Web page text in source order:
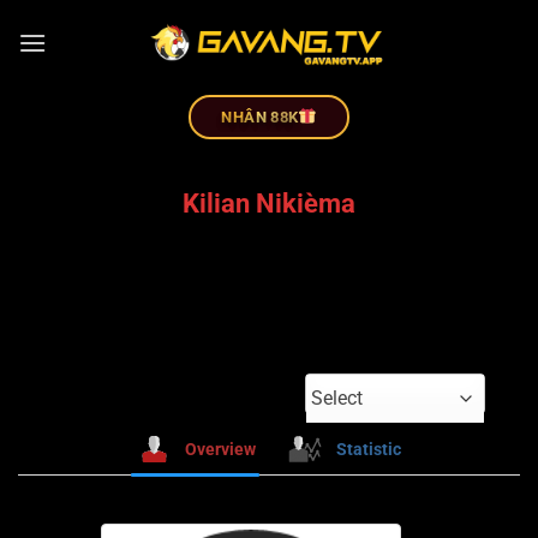
NHÂN 88K
Kilian Nikièma
Select
Overview Statistic